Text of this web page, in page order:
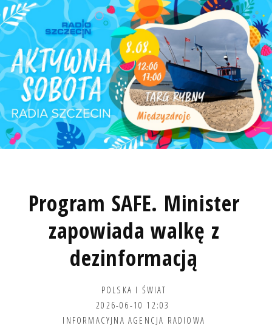
Program SAFE. Minister
zapowiada walkę z
dezinformacją
POLSKA I ŚWIAT
2026-06-10 12:03
INFORMACYJNA AGENCJA RADIOWA